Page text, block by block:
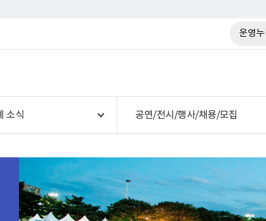
운영누
소식 공연/전시/행사/채용/모집